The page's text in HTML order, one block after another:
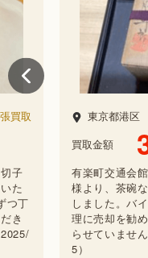
買取
子
た
つ丁
き
東京都港区
買取金額
有楽町交通会
様より、茶碗
しました。バ
理に売却を勧
らせていませ
5）